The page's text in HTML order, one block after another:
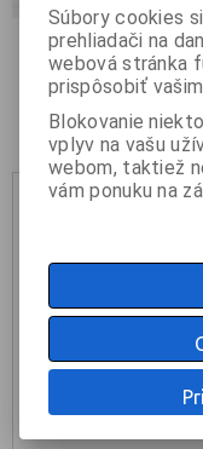
Súbory cookies
prehliadači na
webová stránka
prispôsobiť
Blokovanie
vplyv na vašu
webom, taktiež
vám ponuku na